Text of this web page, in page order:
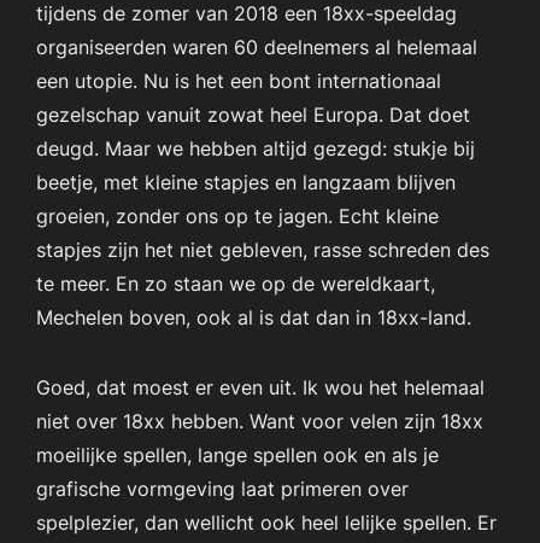
tijdens de zomer van 2018 een 18xx-speeldag
organiseerden waren 60 deelnemers al helemaal
een utopie. Nu is het een bont internationaal
gezelschap vanuit zowat heel Europa. Dat doet
deugd. Maar we hebben altijd gezegd: stukje bij
beetje, met kleine stapjes en langzaam blijven
groeien, zonder ons op te jagen. Echt kleine
stapjes zijn het niet gebleven, rasse schreden des
te meer. En zo staan we op de wereldkaart,
Mechelen boven, ook al is dat dan in 18xx-land.
Goed, dat moest er even uit. Ik wou het helemaal
niet over 18xx hebben. Want voor velen zijn 18xx
moeilijke spellen, lange spellen ook en als je
grafische vormgeving laat primeren over
spelplezier, dan wellicht ook heel lelijke spellen. Er